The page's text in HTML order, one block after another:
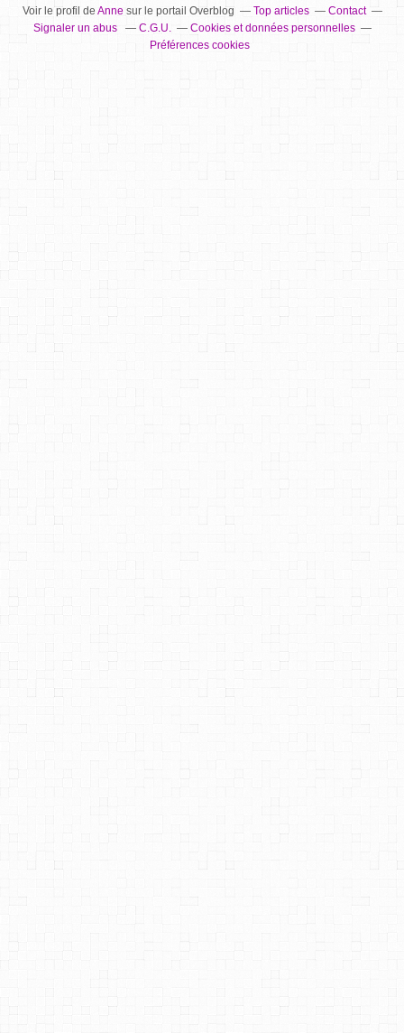
Voir le profil de Annesur le portail Overblog Top articles
Contact
Signaler un abus
C.G.U.
Cookies et données personnelles
Préférences cookies